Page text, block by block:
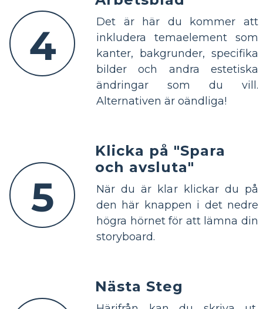
4
Det är här du kommer att
inkludera temaelement som
kanter, bakgrunder, specifika
bilder och andra estetiska
ändringar som du vill.
Alternativen är oändliga!
5
Klicka på "Spara
och avsluta"
När du är klar klickar du på
den här knappen i det nedre
högra hörnet för att lämna din
storyboard.
Nästa Steg